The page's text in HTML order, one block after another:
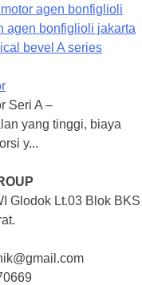
Seri A –
yang tinggi, biaya
y...
Glodok Lt.03 Blok BKS